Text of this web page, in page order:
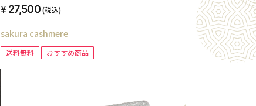
ミア マフラー カシミア100% GOBI ゴビ
フト プレゼント 誕生日
27,500(税込)
sakura cashmere
送料無料 おすすめ商品